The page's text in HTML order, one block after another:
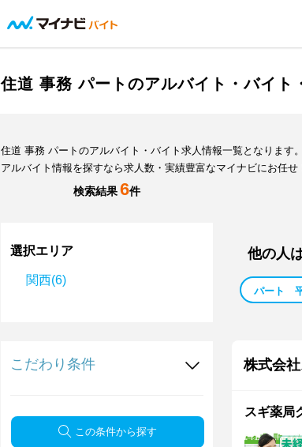
住道 事務 パートのアルバイト・バイト
住道 事務 パートのアルバイト・バイト求人情報一覧となります
アルバイト情報を探すなら求人数・実績豊富なマイナビにお任せ
検索結果6件
選択エリア
関西(6)
こだわり条件
この条件から探す
他の人
パート
株式会
スギ薬局